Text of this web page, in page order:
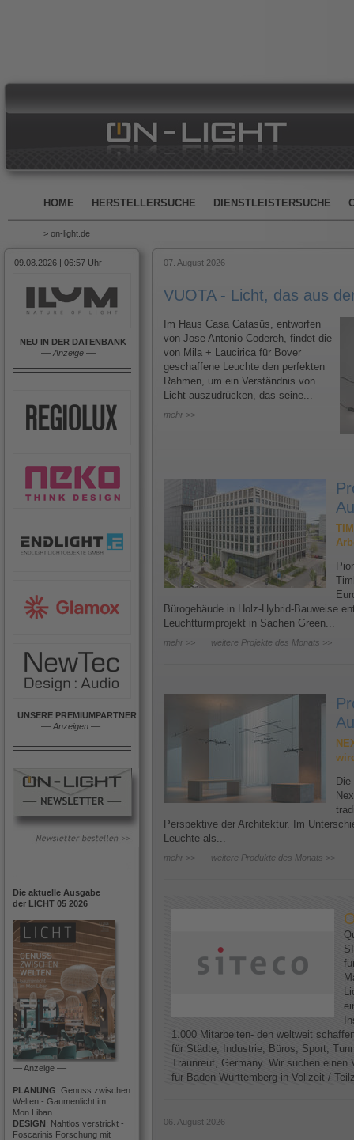
HOME HERSTELLERSUCHE DIENSTLEISTERSUCHE
> on-light.de
09.08.2026 | 06:57 Uhr
NEU IN DER DATENBANK
–– Anzeige ––
UNSERE PREMIUMPARTNER
–– Anzeigen ––
Die aktuelle Ausgabe
der LICHT 05 2026
–– Anzeige ––
PLANUNG: Genuss zwischen
Welten - Gaumenlicht im
Mon Liban
DESIGN: Nahtlos verstrickt -
Foscarinis Forschung mit
07. August 2026
VUOTA - Licht, das aus
Im Haus Casa Catasüs, entworfen
von Jose Antonio Codereh, findet die
von Mila + Laucirica für Bover
geschaffene Leuchte den perfekten
Rahmen, um ein Verständnis von
Licht auszudrücken, das seine...
mehr >>
Bürogebäude in Holz-Hybrid-Bauweise
Leuchtturmprojekt in Sachen Green...
mehr >> weitere Projekte des Monats >>
Perspektive der Architektur. Im
Leuchte als...
mehr >> weitere Produkte des Monats >>
1.000 Mitarbeiten- den weltweit
für Städte, Industrie, Büros, Sport,
Traunreut, Germany. Wir suchen einen
für Baden-Württemberg in Vollzeit /
06. August 2026